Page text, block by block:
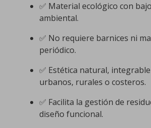
✅ Material ecológico con
ambiental.
✅ No requiere barnices ni
periódico.
✅ Estética natural,
urbanos, rurales o costeros.
✅ Facilita la gestión de
diseño funcional.